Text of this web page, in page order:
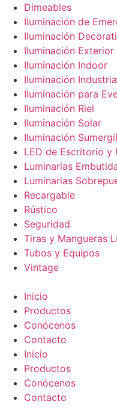
Dimeables
Iluminación de
Iluminación
Iluminación Exterior
Iluminación Indoor
Iluminación
Iluminación para
Iluminación Riel
Iluminación Solar
Iluminación
LED de Escritorio y
Luminarias
Luminarias
Recargable
Rústico
Seguridad
Tiras y Mangueras
Tubos y Equipos
Vintage
Inicio
Productos
Conócenos
Contacto
Inicio
Productos
Conócenos
Contacto